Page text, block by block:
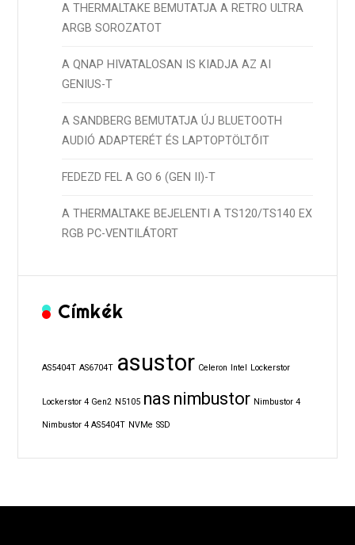
A THERMALTAKE BEMUTATJA A RETRO ULTRA
ARGB SOROZATOT
A QNAP HIVATALOSAN IS KIADJA AZ AI
GENIUS-T
A SANDBERG BEMUTATJA ÚJ BLUETOOTH
AUDIÓ ADAPTERÉT ÉS LAPTOPTÖLTŐIT
FEDEZD FEL A GO 6 (GEN II)-T
A THERMALTAKE BEJELENTI A TS120/TS140 EX
RGB PC-VENTILÁTORT
Címkék
AS5404T AS6704T asustor Celeron Intel Lockerstor
Lockerstor 4 Gen2 N5105 nas nimbustor Nimbustor 4
Nimbustor 4 AS5404T NVMe SSD